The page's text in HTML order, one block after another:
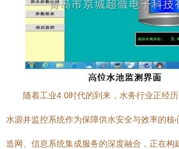
随着工业4.0时代的到来，水务行业正经历
水源井监控系统作为保障供水安全与效率的核
造网、信息系统集成服务的深度融合，正在构